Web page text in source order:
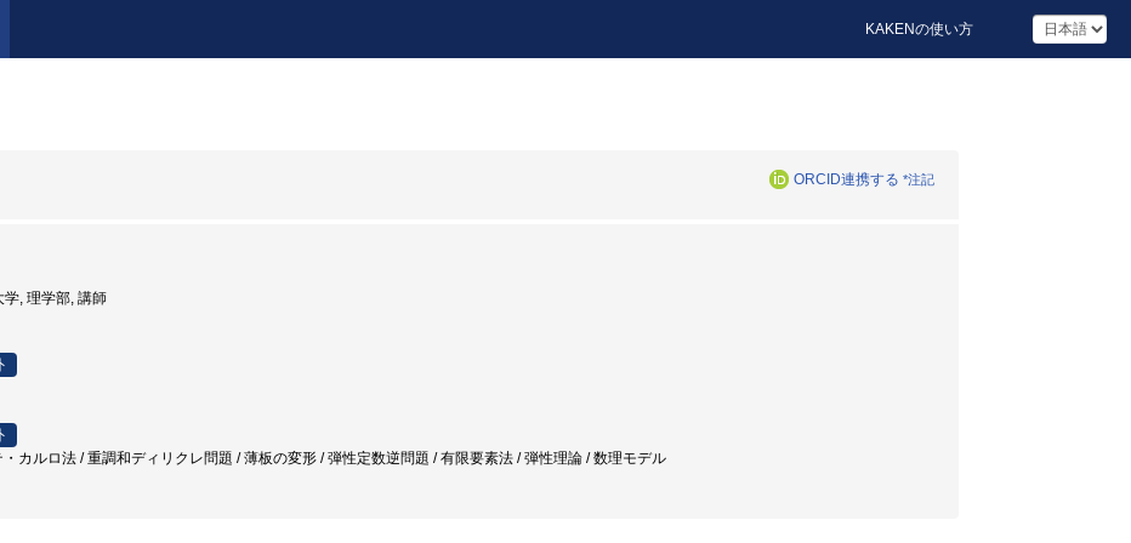
KAKENの使い方
ORCID連携する *注記
, 理学部, 講師
カルロ法 / 重調和ディリクレ問題 / 薄板の変形 / 弾性定数逆問題 / 有限要素法 / 弾性理論 / 数理モデル